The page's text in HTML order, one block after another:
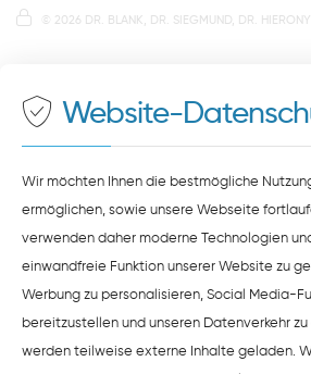
zustimmen.
ZUSTIMMEN
HINWEISE ZUM DATENSCHUTZ
© 2026 DR. BLANK, DR. SIEGMUND, DR.
Website-
Wir möchten Ihnen die bestmögliche
ermöglichen, sowie unsere Webseite
verwenden daher moderne Technologien
einwandfreie Funktion unserer Website zu
Werbung zu personalisieren, Social Media-
bereitzustellen und unseren Datenverkehr
werden teilweise externe Inhalte geladen.